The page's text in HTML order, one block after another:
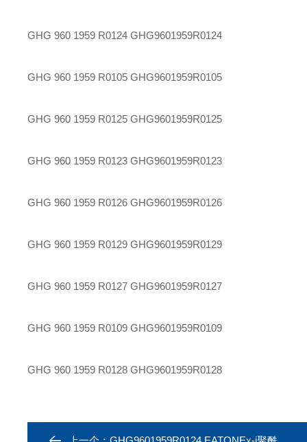
GHG 960 1959 R0124 GHG9601959R0124
GHG 960 1959 R0105 GHG9601959R0105
GHG 960 1959 R0125 GHG9601959R0125
GHG 960 1959 R0123 GHG9601959R0123
GHG 960 1959 R0126 GHG9601959R0126
GHG 960 1959 R0129 GHG9601959R0129
GHG 960 1959 R0127 GHG9601959R0127
GHG 960 1959 R0109 GHG9601959R0109
GHG 960 1959 R0128 GHG9601959R0128